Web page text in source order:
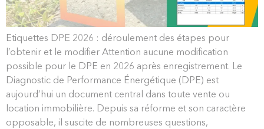
Etiquettes DPE 2026 : déroulement des étapes pour
l’obtenir et le modifier Attention aucune modification
possible pour le DPE en 2026 après enregistrement. Le
Diagnostic de Performance Énergétique (DPE) est
aujourd’hui un document central dans toute vente ou
location immobilière. Depuis sa réforme et son caractère
opposable, il suscite de nombreuses questions,